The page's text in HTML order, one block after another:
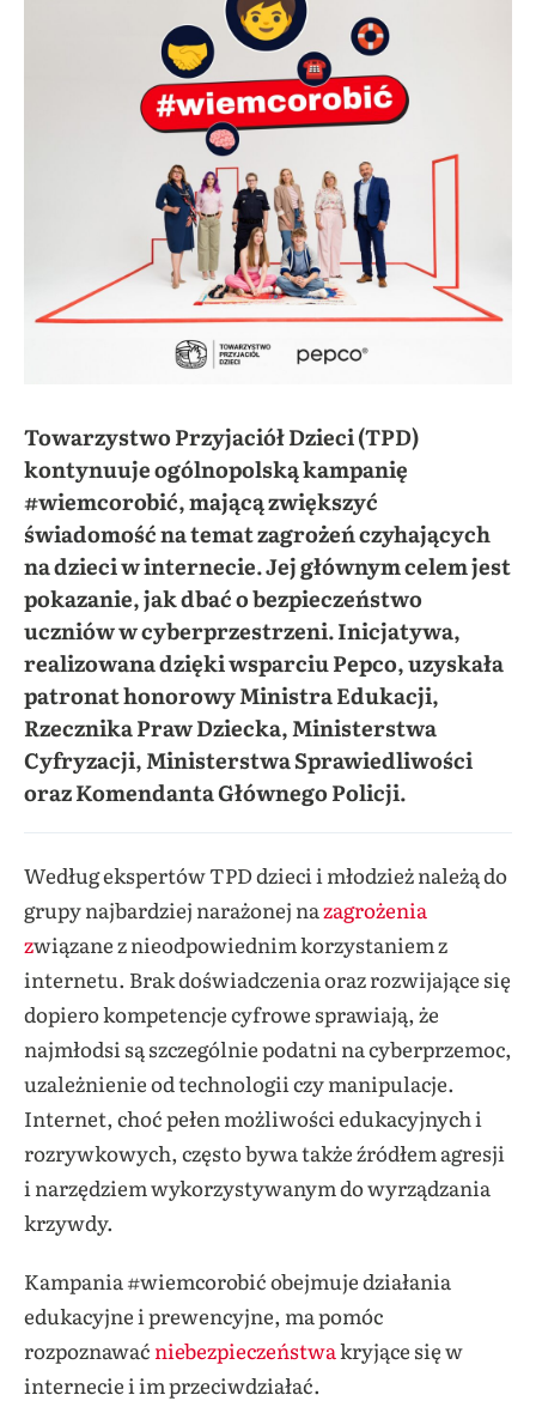
Towarzystwo Przyjaciół Dzieci (TPD)
kontynuuje ogólnopolską kampanię
#wiemcorobić, mającą zwiększyć
świadomość na temat zagrożeń czyhających
na dzieci w internecie. Jej głównym celem jest
pokazanie, jak dbać o bezpieczeństwo
uczniów w cyberprzestrzeni. Inicjatywa,
realizowana dzięki wsparciu Pepco, uzyskała
patronat honorowy Ministra Edukacji,
Rzecznika Praw Dziecka, Ministerstwa
Cyfryzacji, Ministerstwa Sprawiedliwości
oraz Komendanta Głównego Policji.
Według ekspertów TPD dzieci i młodzież należą do
grupy najbardziej narażonej nazagrożenia
związane z nieodpowiednim korzystaniem z
internetu. Brak doświadczenia oraz rozwijające się
dopiero kompetencje cyfrowe sprawiają, że
najmłodsi są szczególnie podatni na cyberprzemoc,
uzależnienie od technologii czy manipulacje.
Internet, choć pełen możliwości edukacyjnych i
rozrywkowych, często bywa także źródłem agresji
i narzędziem wykorzystywanym do wyrządzania
krzywdy.
Kampania #wiemcorobić obejmuje działania
edukacyjne i prewencyjne, ma pomóc
rozpoznawać niebezpieczeństwakryjące się w
internecie i im przeciwdziałać.